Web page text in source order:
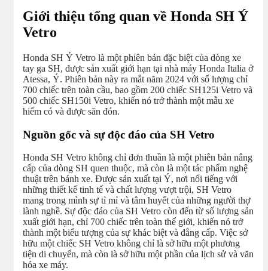
Giới thiệu tổng quan về Honda SH Ý
Vetro
Honda SH Ý Vetro là một phiên bản đặc biệt của dòng xe
tay ga SH, được sản xuất giới hạn tại nhà máy Honda Italia ở
Atessa, Ý. Phiên bản này ra mắt năm 2024 với số lượng chỉ
700 chiếc trên toàn cầu, bao gồm 200 chiếc SH125i Vetro và
500 chiếc SH150i Vetro, khiến nó trở thành một mẫu xe
hiếm có và được săn đón.
Nguồn gốc và sự độc đáo của SH Vetro
Honda SH Vetro không chỉ đơn thuần là một phiên bản nâng
cấp của dòng SH quen thuộc, mà còn là một tác phẩm nghệ
thuật trên bánh xe. Được sản xuất tại Ý, nơi nổi tiếng với
những thiết kế tinh tế và chất lượng vượt trội, SH Vetro
mang trong mình sự tỉ mỉ và tâm huyết của những người thợ
lành nghề. Sự độc đáo của SH Vetro còn đến từ số lượng sản
xuất giới hạn, chỉ 700 chiếc trên toàn thế giới, khiến nó trở
thành một biểu tượng của sự khác biệt và đẳng cấp. Việc sở
hữu một chiếc SH Vetro không chỉ là sở hữu một phương
tiện di chuyển, mà còn là sở hữu một phần của lịch sử và văn
hóa xe máy.